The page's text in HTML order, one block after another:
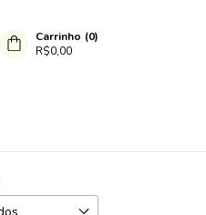
Carrinho (0)
R$0,00